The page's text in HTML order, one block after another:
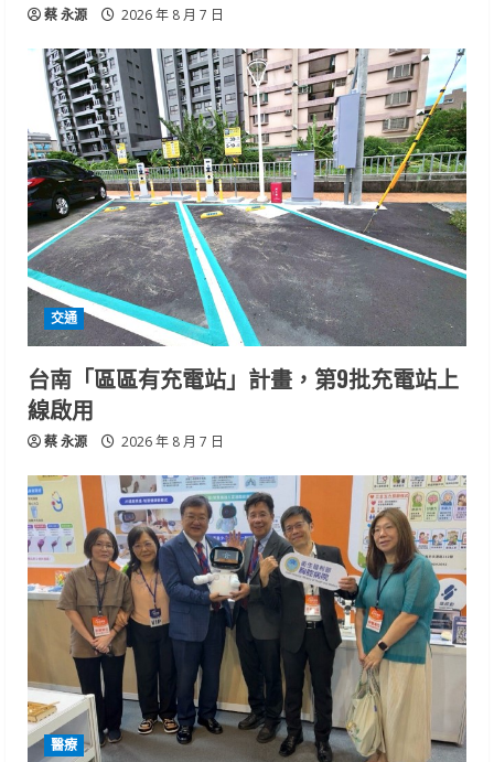
蔡 永源 2026 年 8 月 7 日
交通
台南「區區有充電站」計畫，第9批充電站上
線啟用
蔡 永源 2026 年 8 月 7 日
醫療